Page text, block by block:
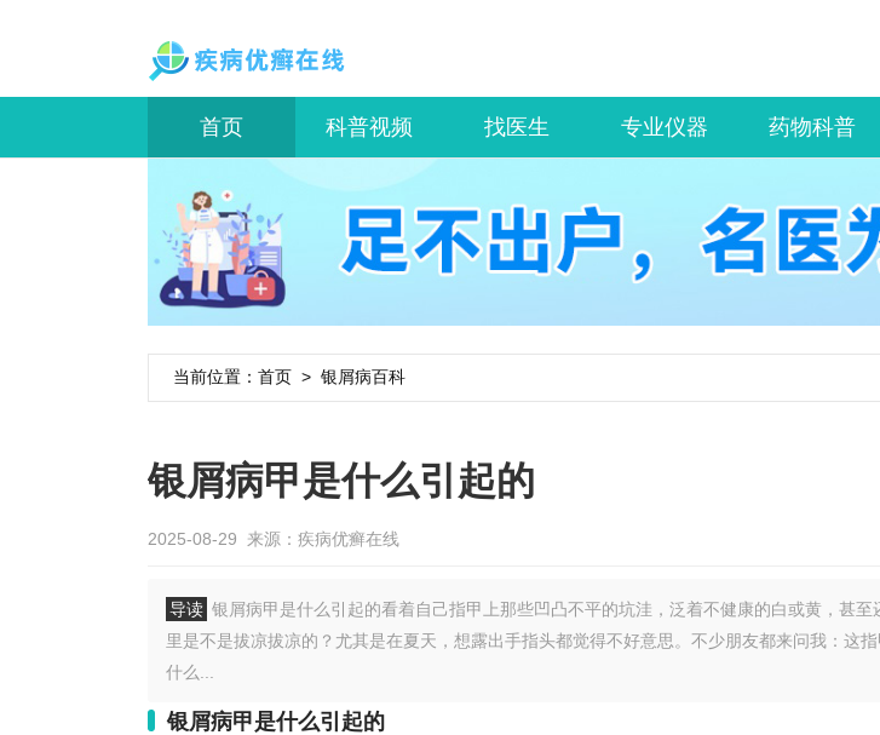
首页 科普视频 找医生 专业仪器 药物科普
当前位置： 首页 > 银屑病百科
银屑病甲是什么引起的
2025-08-29 来源： 疾病优癣在线
导读 银屑病甲是什么引起的看着自己指甲上那些凹凸不平的坑洼，泛着不健康的白或黄，甚至
里是不是拔凉拔凉的？尤其是在夏天，想露出手指头都觉得不好意思。不少朋友都来问我：这
什么...
银屑病甲是什么引起的